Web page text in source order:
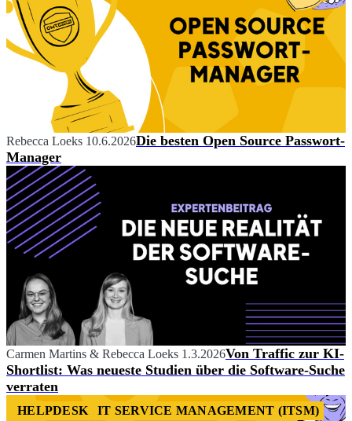
Rebecca Loeks 10.6.2026Die besten Open Source Passwort-
Manager
Carmen Martins & Rebecca Loeks 1.3.2026Von Traffic zur KI-
Shortlist: Was neueste Studien über die Software-Suche
verraten
HELPDESK IT SERVICE MANAGEMENT (ITSM)